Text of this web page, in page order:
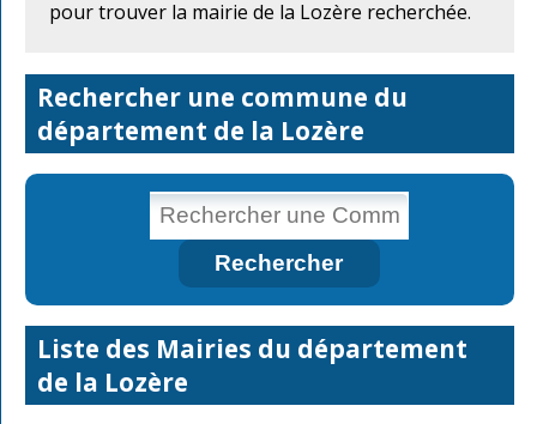
pour trouver la mairie de la Lozère recherchée.
Rechercher une commune du
département de la Lozère
Liste des Mairies du département
de la Lozère